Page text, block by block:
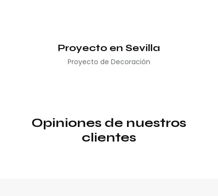
Proyecto en Sevilla
Proyecto de Decoración
Opiniones de nuestros
clientes